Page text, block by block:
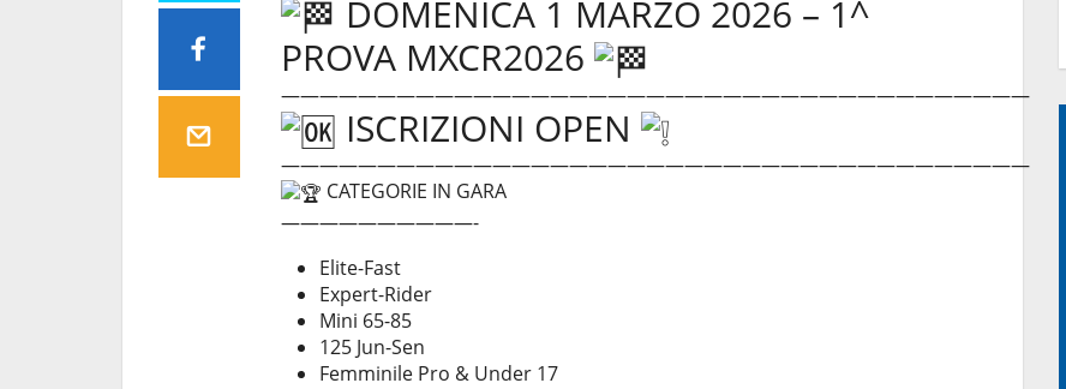
DOMENICA 1 MARZO 2026 – 1^
PROVA MXCR2026
———————————————————————————————————————
ISCRIZIONI OPEN
———————————————————————————————————————
CATEGORIE IN GARA
——————————-
Elite-Fast
Expert-Rider
Mini 65-85
125 Jun-Sen
Femminile Pro & Under 17